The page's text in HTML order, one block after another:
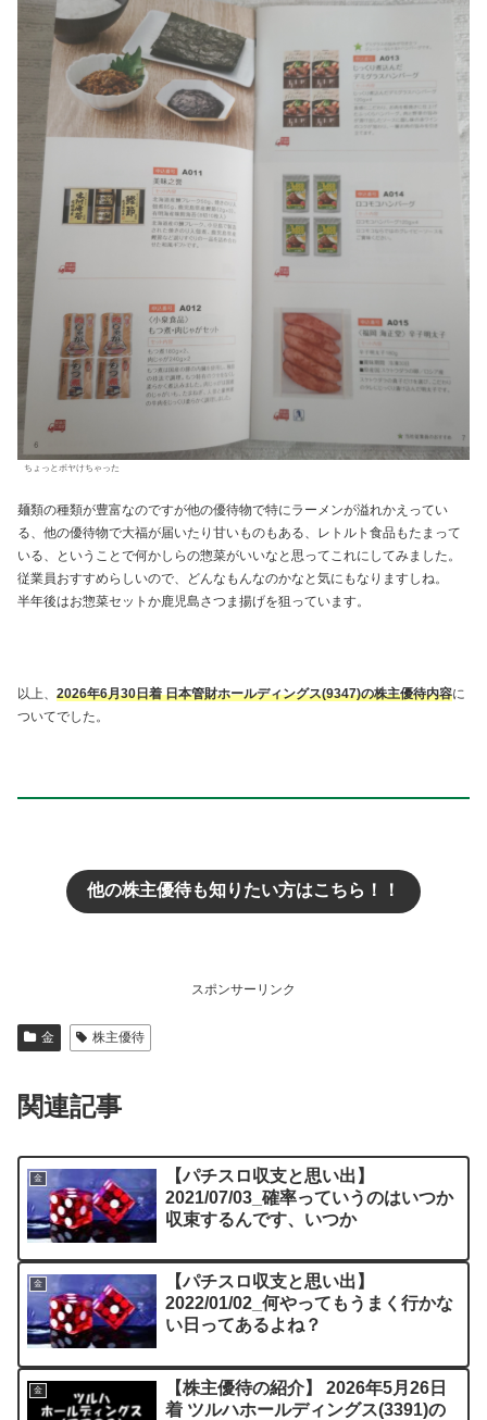
ちょっとボヤけちゃった
麺類の種類が豊富なのですが他の優待物で特にラーメンが溢れかえってい
る、他の優待物で大福が届いたり甘いものもある、レトルト食品もたまって
いる、ということで何かしらの惣菜がいいなと思ってこれにしてみました。
従業員おすすめらしいので、どんなもんなのかなと気にもなりますしね。
半年後はお惣菜セットか鹿児島さつま揚げを狙っています。
以上、 2026年6月30日着 日本管財ホールディングス(9347)の株主優待内容に
ついてでした。
他の株主優待も知りたい方はこちら！！
スポンサーリンク
金 株主優待
関連記事
金
【パチスロ収支と思い出】
2021/07/03_確率っていうのはいつか
収束するんです、いつか
金
【パチスロ収支と思い出】
2022/01/02_何やってもうまく行かな
い日ってあるよね？
金
【株主優待の紹介】 2026年5月26日
着 ツルハホールディングス(3391)の